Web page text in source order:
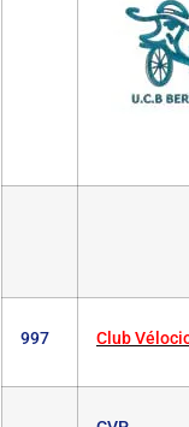
997 Club